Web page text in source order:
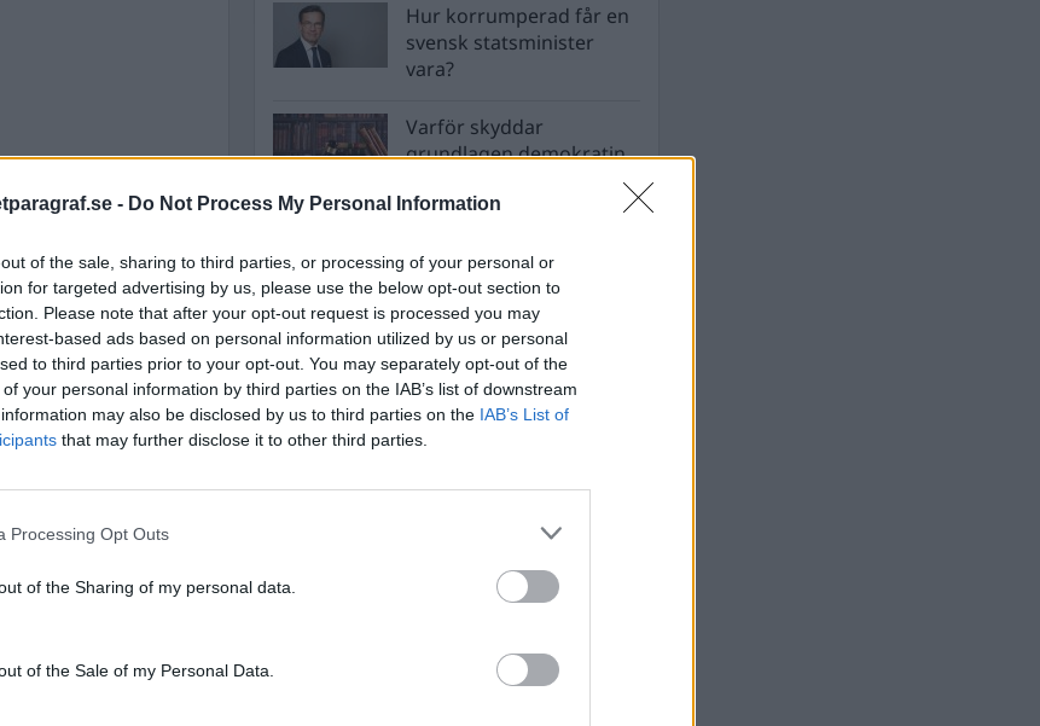
- Do Not Process My Personal Information
of the sale, sharing to third parties, or processing of your personal or
for targeted advertising by us, please use the below opt-out section to
Please note that after your opt-out request is processed you may
based ads based on personal information utilized by us or personal
to third parties prior to your opt-out. You may separately opt-out of the
your personal information by third parties on the IAB’s list of downstream
may also be disclosed by us to third parties on the IAB’s List of
that may further disclose it to other third parties.
Processing Opt Outs
of the Sharing of my personal data.
of the Sale of my Personal Data.
Hur korrumperad får en
svensk statsminister
vara?
Varför skyddar
grundlagen demokratin
STÖD OSS
Stöd Para§rafs bevakning av rättssäkerheten
PRENUMERERA PÅ PARA§RAFS NYHETSBREV
Andreas
Brottslighet Börje
Börje R P Carlsson